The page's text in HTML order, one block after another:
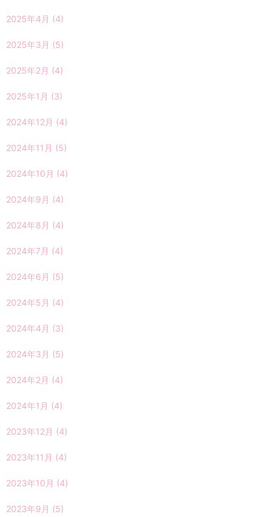
2025年4月 (4)
2025年3月 (5)
2025年2月 (4)
2025年1月 (3)
2024年12月 (4)
2024年11月 (5)
2024年10月 (4)
2024年9月 (4)
2024年8月 (4)
2024年7月 (4)
2024年6月 (5)
2024年5月 (4)
2024年4月 (3)
2024年3月 (5)
2024年2月 (4)
2024年1月 (4)
2023年12月 (4)
2023年11月 (4)
2023年10月 (4)
2023年9月 (5)